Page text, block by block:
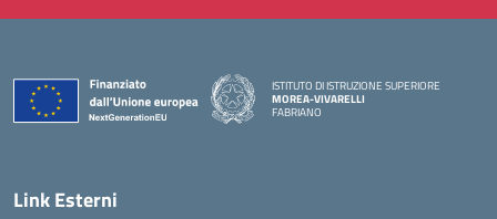
ISTITUTO DI ISTRUZIONE SUPERIORE
MOREA-VIVARELLI
FABRIANO
Link Esterni